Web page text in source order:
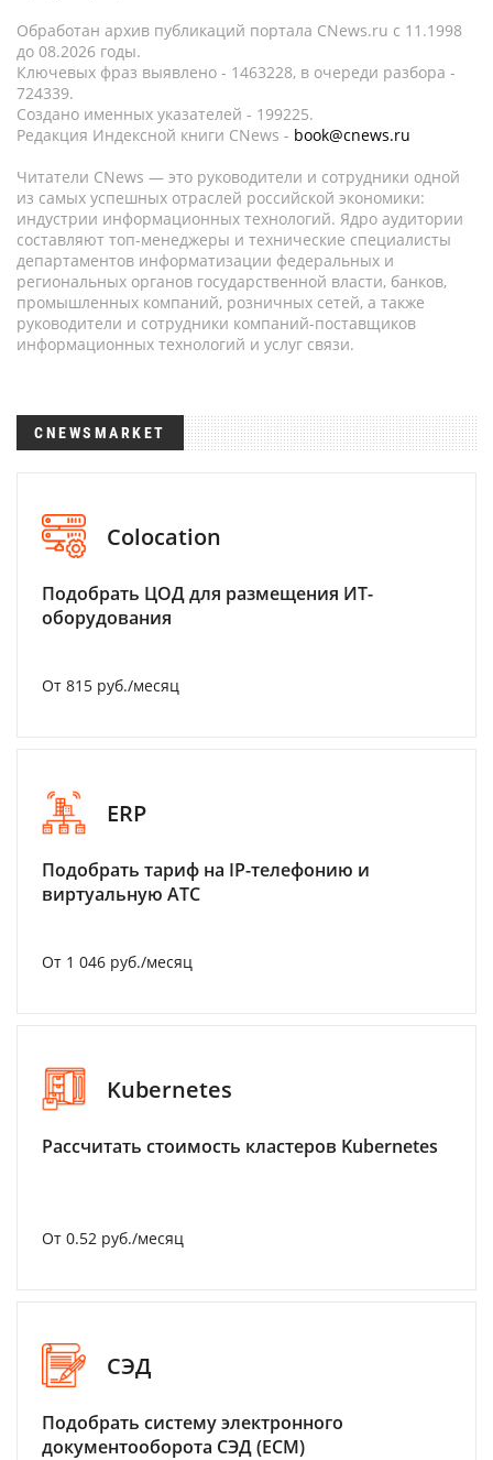
Обработан архив публикаций портала CNews.ru c 11.1998
до 08.2026 годы.
Ключевых фраз выявлено - 1463228, в очереди разбора -
724339.
Создано именных указателей - 199225.
Редакция Индексной книги CNews - book@cnews.ru
Читатели CNews — это руководители и сотрудники одной
из самых успешных отраслей российской экономики:
индустрии информационных технологий. Ядро аудитории
составляют топ-менеджеры и технические специалисты
департаментов информатизации федеральных и
региональных органов государственной власти, банков,
промышленных компаний, розничных сетей, а также
руководители и сотрудники компаний-поставщиков
информационных технологий и услуг связи.
CNEWSMARKET
Colocation
Подобрать ЦОД для размещения ИТ-
оборудования
От 815 руб./месяц
ERP
Подобрать тариф на IP-телефонию и
виртуальную АТС
От 1 046 руб./месяц
Kubernetes
Рассчитать стоимость кластеров Kubernetes
От 0.52 руб./месяц
СЭД
Подобрать систему электронного
документооборота СЭД (ECM)